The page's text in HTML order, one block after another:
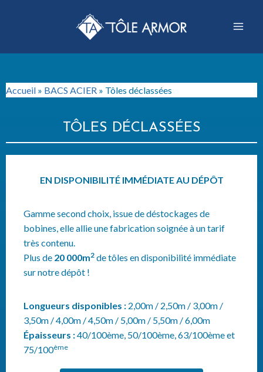
Accueil » BACS ACIER » Tôles déclassées
TÔLES DÉCLASSÉES
EN DISPONIBILITÉ IMMÉDIATE AU DÉPÔT
Gamme second choix, issue de déstockages de
bobines, elle allie une fabrication soignée à un tarif
très contenu.
Plus de 20 000m2 de tôles en disponibilité immédiate
sur notre dépôt !
Longueurs disponibles : 2,00m / 2,50m / 3,00m /
3,50m / 4,00m / 4,50m / 5,00m / 5,50m / 6,00m
Épaisseurs :40/100ème, 50/100ème, 63/100ème et
75/100ème